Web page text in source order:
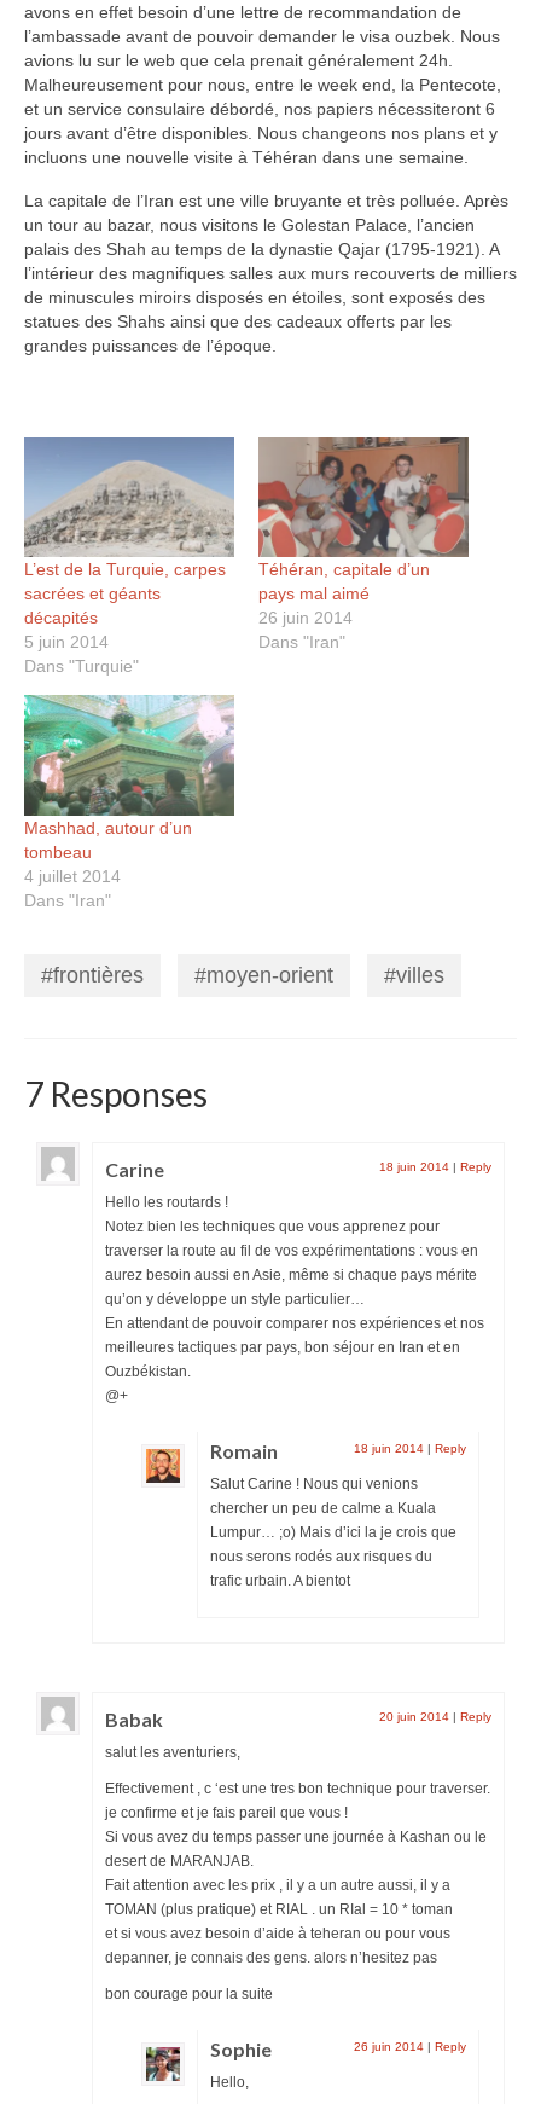
avons en effet besoin d’une lettre de recommandation de
l’ambassade avant de pouvoir demander le visa ouzbek. Nous
avions lu sur le web que cela prenait généralement 24h.
Malheureusement pour nous, entre le week end, la Pentecote,
et un service consulaire débordé, nos papiers nécessiteront 6
jours avant d’être disponibles. Nous changeons nos plans et y
incluons une nouvelle visite à Téhéran dans une semaine.
La capitale de l’Iran est une ville bruyante et très polluée. Après
un tour au bazar, nous visitons le Golestan Palace, l’ancien
palais des Shah au temps de la dynastie Qajar (1795-1921). A
l’intérieur des magnifiques salles aux murs recouverts de milliers
de minuscules miroirs disposés en étoiles, sont exposés des
statues des Shahs ainsi que des cadeaux offerts par les
grandes puissances de l’époque.
L’est de la Turquie, carpes
sacrées et géants
décapités
5 juin 2014
Dans "Turquie"
Téhéran, capitale d’un
pays mal aimé
26 juin 2014
Dans "Iran"
Mashhad, autour d’un
tombeau
4 juillet 2014
Dans "Iran"
frontières moyen-orient villes
7 Responses
Carine 18 juin 2014 | Reply
Hello les routards !
Notez bien les techniques que vous apprenez pour
traverser la route au fil de vos expérimentations : vous en
aurez besoin aussi en Asie, même si chaque pays mérite
qu’on y développe un style particulier…
En attendant de pouvoir comparer nos expériences et nos
meilleures tactiques par pays, bon séjour en Iran et en
Ouzbékistan.
@+
Romain 18 juin 2014 | Reply
Salut Carine ! Nous qui venions
chercher un peu de calme a Kuala
Lumpur… ;o) Mais d’ici la je crois que
nous serons rodés aux risques du
trafic urbain. A bientot
Babak 20 juin 2014 | Reply
salut les aventuriers,
Effectivement , c ‘est une tres bon technique pour traverser.
je confirme et je fais pareil que vous !
Si vous avez du temps passer une journée à Kashan ou le
desert de MARANJAB.
Fait attention avec les prix , il y a un autre aussi, il y a
TOMAN (plus pratique) et RIAL . un RIal = 10 * toman
et si vous avez besoin d’aide à teheran ou pour vous
depanner, je connais des gens. alors n’hesitez pas
bon courage pour la suite
Sophie 26 juin 2014 | Reply
Hello,